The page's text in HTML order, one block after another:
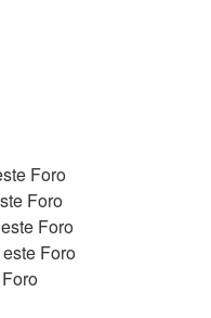
Foro
Foro
Foro
Foro